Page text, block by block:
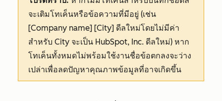
จะเติมโทเค็นหรือข้อความที่มีอยู่ (เช่น
[Company name] [City] ดีลใหม่โดยไม่มีค่า
สำหรับ City จะเป็น HubSpot, Inc. ดีลใหม่) หาก
โทเค็นทั้งหมดไม่พร้อมใช้งานชื่อข้อตกลงจะว่าง
เปล่าเพื่อลดปัญหาคุณภาพข้อมูลที่อาจเกิดขึ้น